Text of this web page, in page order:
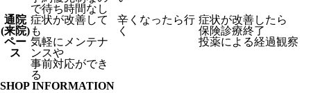
で待ち時間なし
通院
(来院)
ペー
ス
症状が改善して
も
気軽にメンテナ
ンスや
事前対応ができ
る
辛くなったら行
く
症状が改善したら
保険診療終了
投薬による経過観察
SHOP INFORMATION